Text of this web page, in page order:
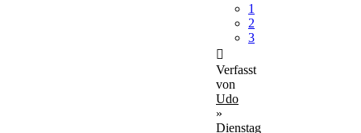
1
2
3
Verfasst
von
Udo
»
Dienstag